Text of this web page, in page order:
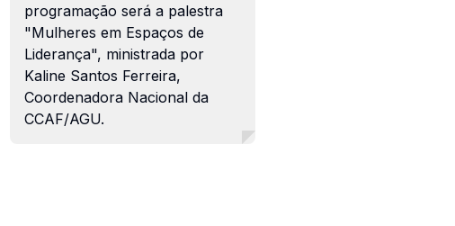
programação será a palestra
"Mulheres em Espaços de
Liderança", ministrada por
Kaline Santos Ferreira,
Coordenadora Nacional da
CCAF/AGU.